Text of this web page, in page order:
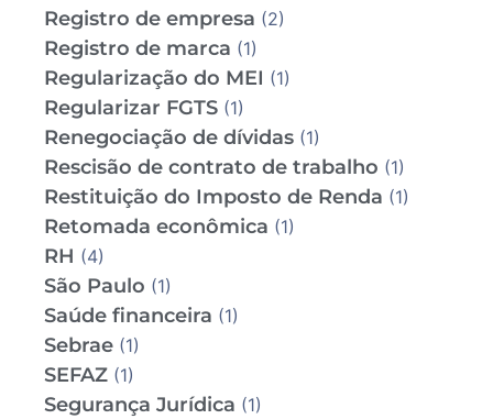
Registro de empresa (2)
Registro de marca (1)
Regularização do MEI (1)
Regularizar FGTS (1)
Renegociação de dívidas (1)
Rescisão de contrato de trabalho (1)
Restituição do Imposto de Renda (1)
Retomada econômica (1)
RH (4)
São Paulo (1)
Saúde financeira (1)
Sebrae (1)
SEFAZ (1)
Segurança Jurídica (1)